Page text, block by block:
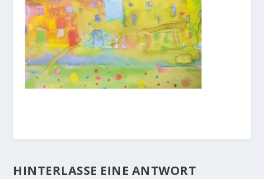
HINTERLASSE EINE ANTWORT